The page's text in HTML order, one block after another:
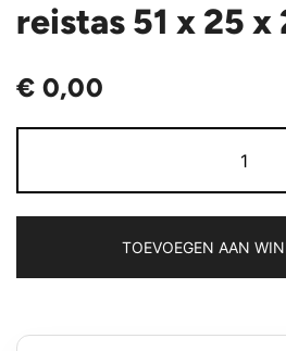
reistas 51 x 25 x
€ 0,00
PET
en
x
TOEVOEGEN AAN